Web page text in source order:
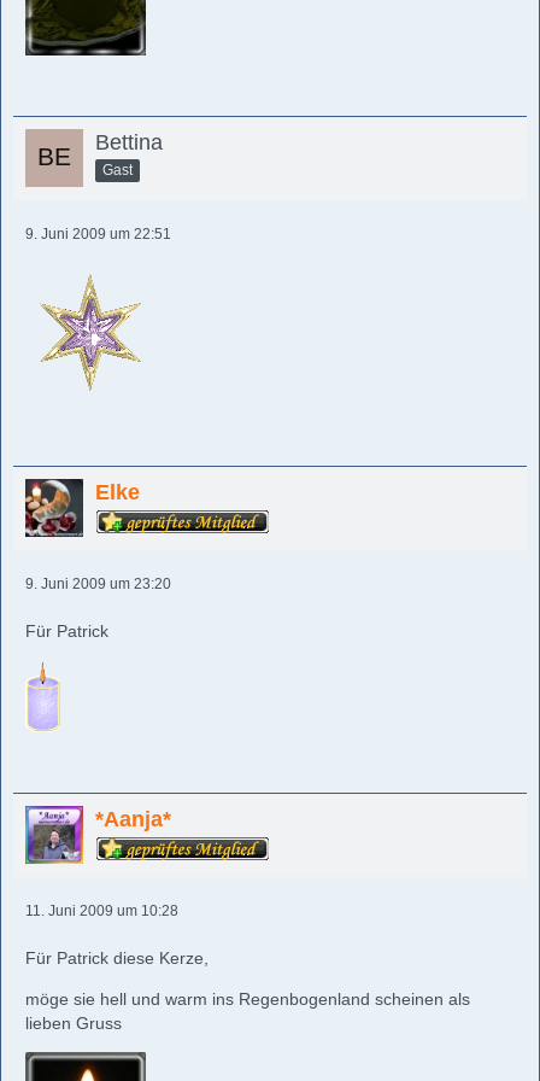
Bettina
Gast
9. Juni 2009 um 22:51
Elke
9. Juni 2009 um 23:20
Für Patrick
*Aanja*
11. Juni 2009 um 10:28
Für Patrick diese Kerze,
möge sie hell und warm ins Regenbogenland scheinen als
lieben Gruss